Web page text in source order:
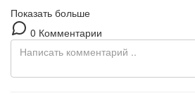
Показать больше
0 Комментарии